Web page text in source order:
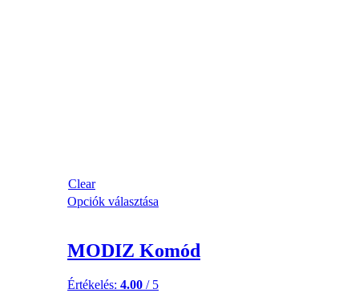
Clear
Opciók választása
MODIZ Komód
Értékelés: 4.00 / 5